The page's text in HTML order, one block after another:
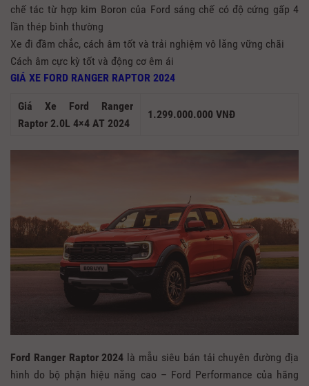
chế tác từ hợp kim Boron của Ford sáng chế có độ cứng gấp 4
lần thép bình thường
Xe đi đầm chắc, cách âm tốt và trải nghiệm vô lăng vững chãi
Cách âm cực kỳ tốt và động cơ êm ái
GIÁ XE FORD RANGER RAPTOR 2024
Giá Xe Ford Ranger
Raptor 2.0L 4×4 AT 2024
1.299.000.000 VNĐ
Ford Ranger Raptor 2024 là mẫu siêu bán tải chuyên đường địa
hình do bộ phận hiệu năng cao – Ford Performance của hãng